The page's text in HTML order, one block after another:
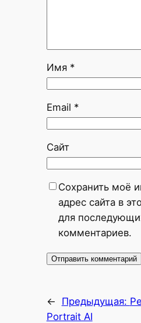
Имя *
Email *
Сайт
Сохранить моё
адрес сайта в
для
комментариев.
← Предыдущая:
Portrait AI